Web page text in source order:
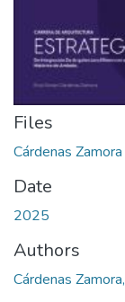
Files
Cárdenas
Date
2025
Authors
Cárdenas